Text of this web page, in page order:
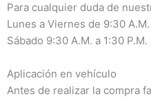
Para cualquier duda de
Lunes a Viernes de 9:30 A.M.
Sábado 9:30 A.M. a 1:30 P.M.
Aplicación en vehículo
Antes de realizar la compra